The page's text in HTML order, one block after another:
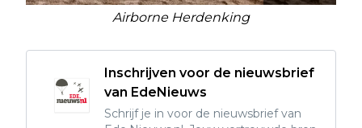
Airborne Herdenking
Inschrijven voor de nieuwsbrief
van EdeNieuws
Schrijf je in voor de nieuwsbrief van